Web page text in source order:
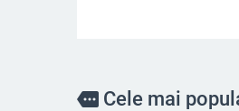
more Cele mai